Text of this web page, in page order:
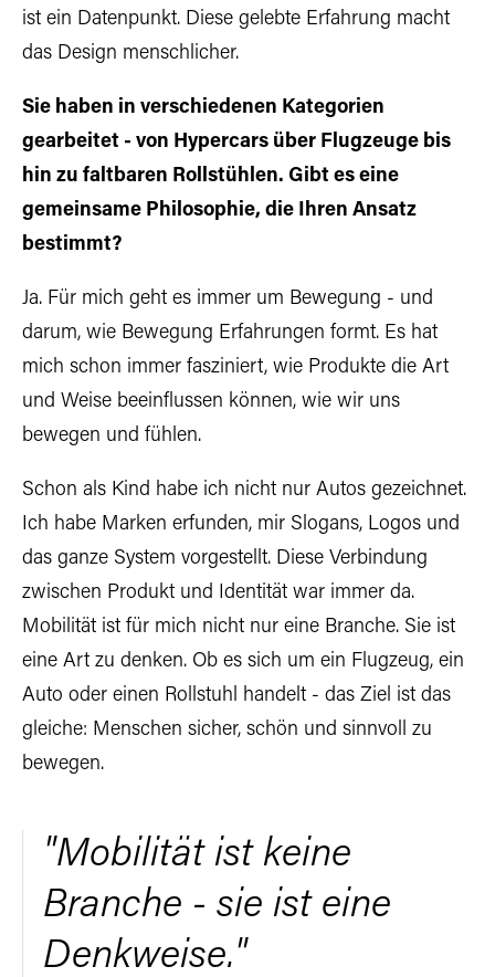
ist ein Datenpunkt. Diese gelebte Erfahrung macht
das Design menschlicher.
Sie haben in verschiedenen Kategorien
gearbeitet - von Hypercars über Flugzeuge bis
hin zu faltbaren Rollstühlen. Gibt es eine
gemeinsame Philosophie, die Ihren Ansatz
bestimmt?
Ja. Für mich geht es immer um Bewegung - und
darum, wie Bewegung Erfahrungen formt. Es hat
mich schon immer fasziniert, wie Produkte die Art
und Weise beeinflussen können, wie wir uns
bewegen und fühlen.
Schon als Kind habe ich nicht nur Autos gezeichnet.
Ich habe Marken erfunden, mir Slogans, Logos und
das ganze System vorgestellt. Diese Verbindung
zwischen Produkt und Identität war immer da.
Mobilität ist für mich nicht nur eine Branche. Sie ist
eine Art zu denken. Ob es sich um ein Flugzeug, ein
Auto oder einen Rollstuhl handelt - das Ziel ist das
gleiche: Menschen sicher, schön und sinnvoll zu
bewegen.
"Mobilität ist keine
Branche - sie ist eine
Denkweise."